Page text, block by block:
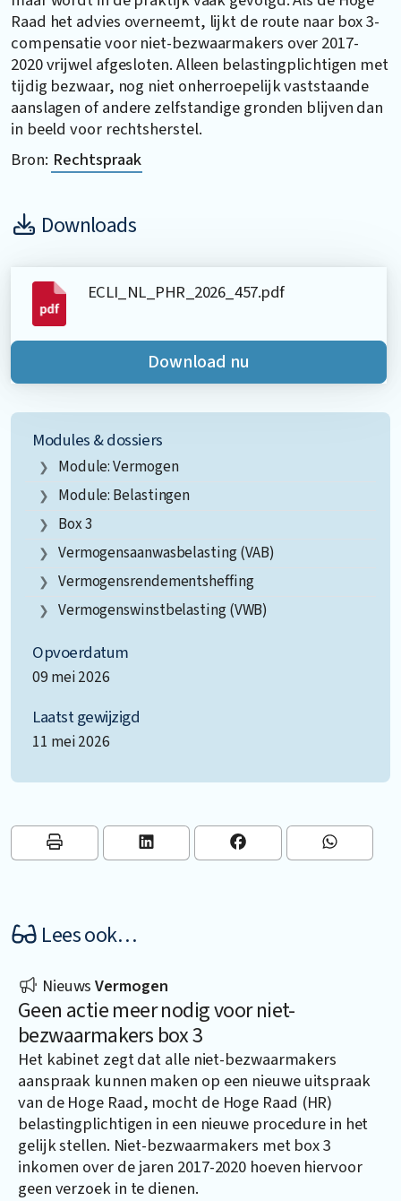
Raad het advies overneemt, lijkt de route naar box 3-
compensatie voor niet-bezwaarmakers over 2017-
2020 vrijwel afgesloten. Alleen belastingplichtigen met
tijdig bezwaar, nog niet onherroepelijk vaststaande
aanslagen of andere zelfstandige gronden blijven dan
in beeld voor rechtsherstel.
Bron: Rechtspraak
Downloads
ECLI_NL_PHR_2026_457.pdf
Download nu
Modules & dossiers
Module: Vermogen
Module: Belastingen
Box 3
Vermogensaanwasbelasting (VAB)
Vermogensrendementsheffing
Vermogenswinstbelasting (VWB)
Opvoerdatum
09 mei 2026
Laatst gewijzigd
11 mei 2026
Lees ook…
NieuwsVermogen
Geen actie meer nodig voor niet-
bezwaarmakers box 3
Het kabinet zegt dat alle niet-bezwaarmakers
aanspraak kunnen maken op een nieuwe uitspraak
van de Hoge Raad, mocht de Hoge Raad (HR)
belastingplichtigen in een nieuwe procedure in het
gelijk stellen. Niet-bezwaarmakers met box 3
inkomen over de jaren 2017-2020 hoeven hiervoor
geen verzoek in te dienen.